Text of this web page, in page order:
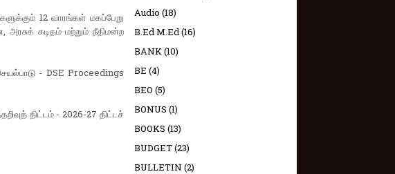
12 வாரங்கள் மகப்பேறு
கடிதம் மற்றும் நீதிமன்ற
- DSE Proceedings
திட்டம் - 2026-27 திட்டச்
Audio (18)
B.Ed M.Ed(16)
BANK(10)
BE (4)
BEO (5)
BONUS (1)
BOOKS (13)
BUDGET(23)
BULLETIN (2)